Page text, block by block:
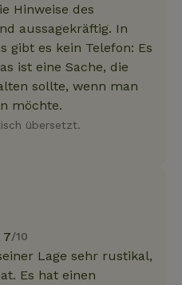
Hinweise des
aussagekräftig. In
gibt es kein Telefon: Es
ist eine Sache, die
sollte, wenn man
möchte.
übersetzt.
7/10
Lage sehr rustikal,
Es hat einen